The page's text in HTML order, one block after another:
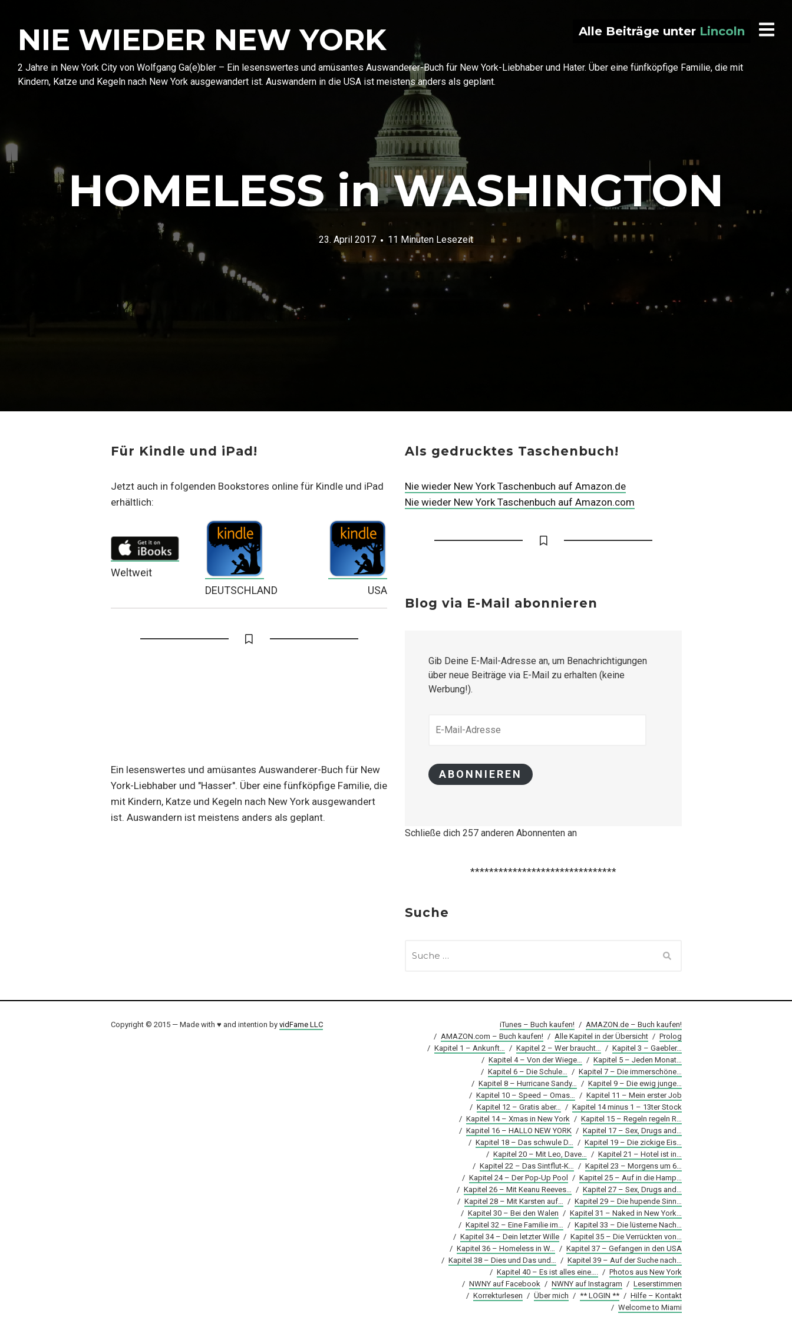
NIE WIEDER NEW YORK
2 Jahre in New York City von Wolfgang Ga(e)bler – Ein lesenswertes und amüsantes Auswanderer-Buch für New York-Liebhaber und Hater. Über eine fünfköpfige Familie, die mit
Kindern, Katze und Kegeln nach New York ausgewandert ist. Auswandern in die USA ist meistens anders als geplant.
Alle Beiträge unter Lincoln
HOMELESS in WASHINGTON
23. April 2017 11 Minuten Lesezeit
Für Kindle und iPad!
Jetzt auch in folgenden Bookstores online für Kindle und iPad
erhältlich:
Weltweit
DEUTSCHLAND
USA
Ein lesenswertes und amüsantes Auswanderer-Buch für New
York-Liebhaber und "Hasser". Über eine fünfköpfige Familie, die
mit Kindern, Katze und Kegeln nach New York ausgewandert
ist. Auswandern ist meistens anders als geplant.
Als gedrucktes Taschenbuch!
Nie wieder New York Taschenbuch auf Amazon.de
Nie wieder New York Taschenbuch auf Amazon.com
Blog via E-Mail abonnieren
Gib Deine E-Mail-Adresse an, um Benachrichtigungen
über neue Beiträge via E-Mail zu erhalten (keine
Werbung!).
MAIL-
ABONNIEREN
Schließe dich 257 anderen Abonnenten an
*******************************
Suche
NACH:
Copyright © 2015 — Made with ♥ and intention by vidFame LLC iTunes – Buch kaufen! / AMAZON.de – Buch kaufen!
/ AMAZON.com – Buch kaufen! / Alle Kapitel in der Übersicht / Prolog
/ Kapitel 1 – Ankunft… / Kapitel 2 – Wer braucht… / Kapitel 3 – Gaebler…
/ Kapitel 4 – Von der Wiege… / Kapitel 5 – Jeden Monat…
/ Kapitel 6 – Die Schule… / Kapitel 7 – Die immerschöne…
/ Kapitel 8 – Hurricane Sandy… / Kapitel 9 – Die ewig junge…
/ Kapitel 10 – Speed – Omas… / Kapitel 11 – Mein erster Job
/ Kapitel 12 – Gratis aber… / Kapitel 14 minus 1 – 13ter Stock
/ Kapitel 14 – Xmas in New York / Kapitel 15 – Regeln regeln R…
/ Kapitel 16 – HALLO NEW YORK / Kapitel 17 – Sex, Drugs and…
/ Kapitel 18 – Das schwule D… / Kapitel 19 – Die zickige Eis…
/ Kapitel 20 – Mit Leo, Dave… / Kapitel 21 – Hotel ist in…
/ Kapitel 22 – Das Sintflut-K… / Kapitel 23 – Morgens um 6…
/ Kapitel 24 – Der Pop-Up Pool / Kapitel 25 – Auf in die Hamp…
/ Kapitel 26 – Mit Keanu Reeves… / Kapitel 27 – Sex, Drugs and…
/ Kapitel 28 – Mit Karsten auf… / Kapitel 29 – Die hupende Sinn…
/ Kapitel 30 – Bei den Walen / Kapitel 31 – Naked in New York…
/ Kapitel 32 – Eine Familie im… / Kapitel 33 – Die lüsterne Nach…
/ Kapitel 34 – Dein letzter Wille / Kapitel 35 – Die Verrückten von…
/ Kapitel 36 – Homeless in W… / Kapitel 37 – Gefangen in den USA
/ Kapitel 38 – Dies und Das und… / Kapitel 39 – Auf der Suche nach…
/ Kapitel 40 – Es ist alles eine…. / Photos aus New York
/ NWNY auf Facebook / NWNY auf Instagram / Leserstimmen
/ Korrekturlesen / Über mich / ** LOGIN ** / Hilfe – Kontakt
/ Welcome to Miami